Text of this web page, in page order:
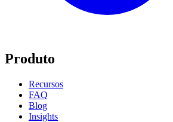
Produto
Recursos
FAQ
Blog
Insights